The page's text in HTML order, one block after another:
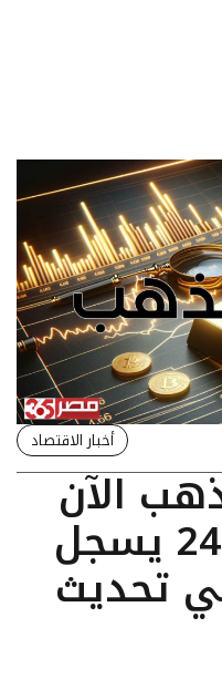
أخبار الاقتصاد
الآن
في مصر: عيار 24 يسجل
في تحديث